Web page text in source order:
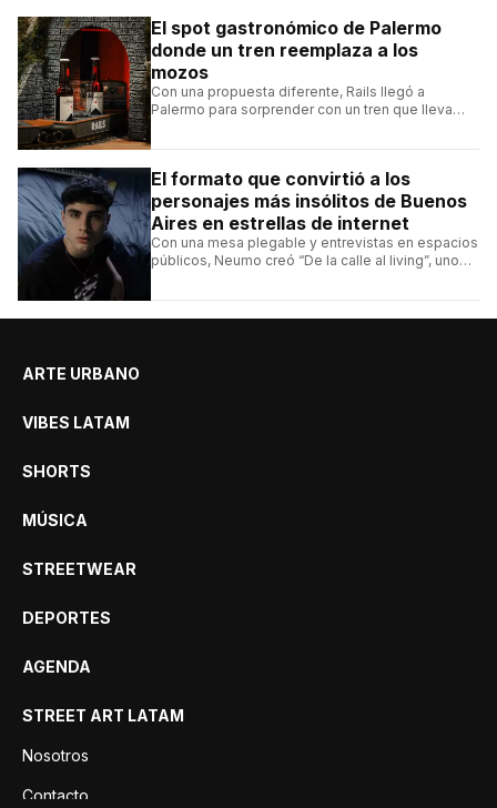
El spot gastronómico de Palermo
donde un tren reemplaza a los
mozos
Con una propuesta diferente, Rails llegó a
Palermo para sorprender con un tren que lleva
El formato que convirtió a los
personajes más insólitos de Buenos
Aires en estrellas de internet
Con una mesa plegable y entrevistas en espacios
públicos, Neumo creó “De la calle al living”, uno
ARTE URBANO
VIBES LATAM
SHORTS
MÚSICA
STREETWEAR
DEPORTES
AGENDA
STREET ART LATAM
Nosotros
Contacto